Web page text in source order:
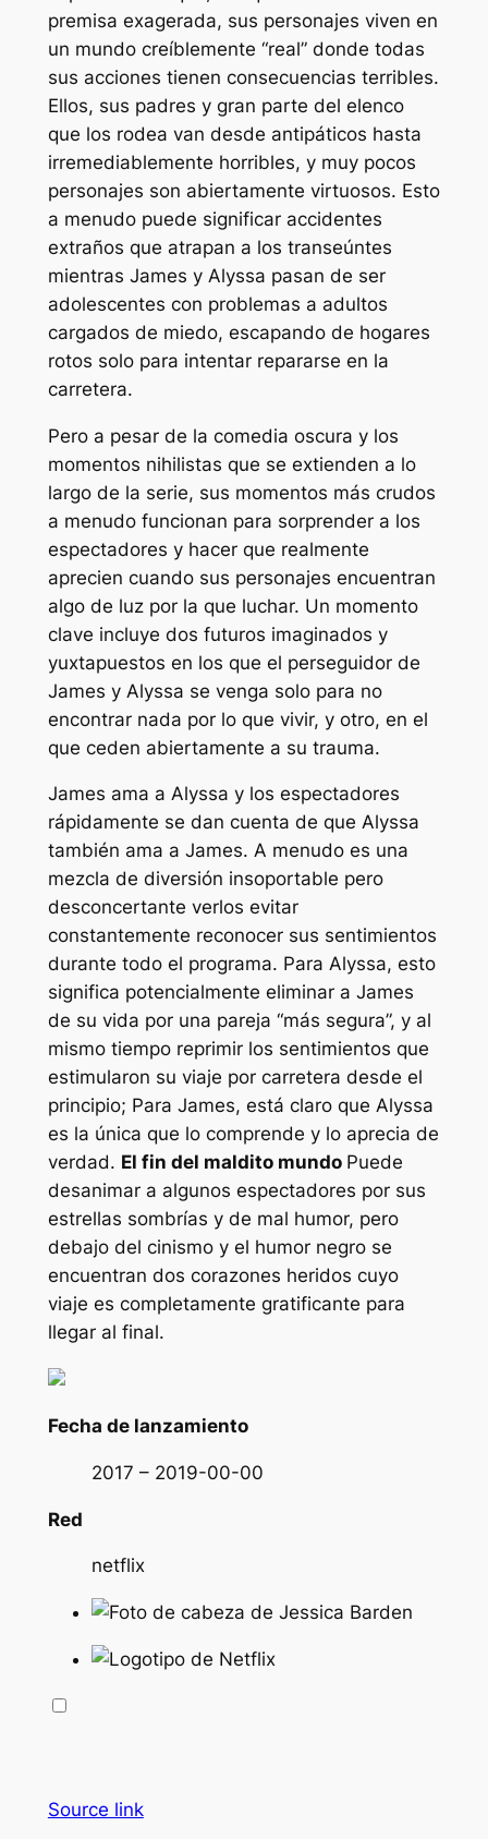
premisa exagerada, sus personajes viven en
un mundo creíblemente “real” donde todas
sus acciones tienen consecuencias terribles.
Ellos, sus padres y gran parte del elenco
que los rodea van desde antipáticos hasta
irremediablemente horribles, y muy pocos
personajes son abiertamente virtuosos. Esto
a menudo puede significar accidentes
extraños que atrapan a los transeúntes
mientras James y Alyssa pasan de ser
adolescentes con problemas a adultos
cargados de miedo, escapando de hogares
rotos solo para intentar repararse en la
carretera.
Pero a pesar de la comedia oscura y los
momentos nihilistas que se extienden a lo
largo de la serie, sus momentos más crudos
a menudo funcionan para sorprender a los
espectadores y hacer que realmente
aprecien cuando sus personajes encuentran
algo de luz por la que luchar. Un momento
clave incluye dos futuros imaginados y
yuxtapuestos en los que el perseguidor de
James y Alyssa se venga solo para no
encontrar nada por lo que vivir, y otro, en el
que ceden abiertamente a su trauma.
James ama a Alyssa y los espectadores
rápidamente se dan cuenta de que Alyssa
también ama a James. A menudo es una
mezcla de diversión insoportable pero
desconcertante verlos evitar
constantemente reconocer sus sentimientos
durante todo el programa. Para Alyssa, esto
significa potencialmente eliminar a James
de su vida por una pareja “más segura”, y al
mismo tiempo reprimir los sentimientos que
estimularon su viaje por carretera desde el
principio; Para James, está claro que Alyssa
es la única que lo comprende y lo aprecia de
verdad. El fin del maldito mundo Puede
desanimar a algunos espectadores por sus
estrellas sombrías y de mal humor, pero
debajo del cinismo y el humor negro se
encuentran dos corazones heridos cuyo
viaje es completamente gratificante para
llegar al final.
Fecha de lanzamiento
2017 – 2019-00-00
Red
netflix
Source link